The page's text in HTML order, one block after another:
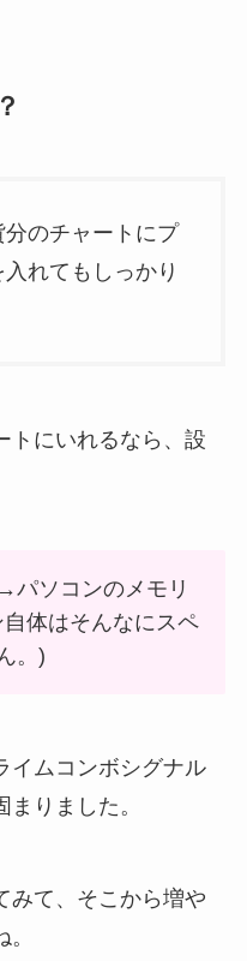
のチャートにプ
れてもしっかり
トにいれるなら、設
ソコンのメモリ
体はそんなにスペ
。)
イムコンボシグナル
りました。
みて、そこから増や